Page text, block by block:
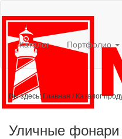
Каталог Портфолио
Вы здесь: Главная / Каталог
Уличные фонари